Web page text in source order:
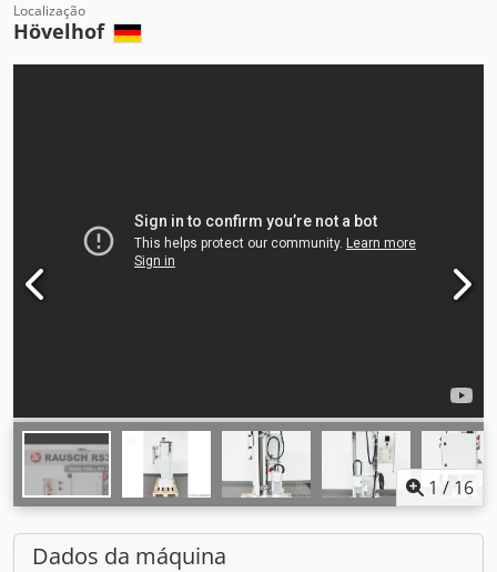
Localização
Hövelhof
1 / 16
Dados da máquina